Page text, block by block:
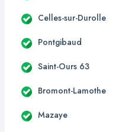
Celles-sur-Durolle
Pontgibaud
Saint-Ours 63
Bromont-Lamothe
Mazaye